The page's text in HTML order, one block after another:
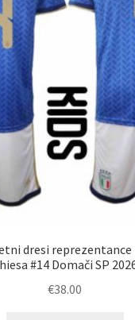
dresi reprezentance
#14 Domači SP
€38.00